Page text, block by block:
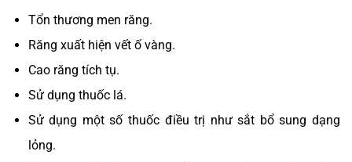
Tổn thương men răng.
Răng xuất hiện vết ố vàng.
Cao răng tích tụ.
Sử dụng thuốc lá.
Sử dụng một số thuốc điều trị như sắt bổ sung dạng
lỏng.